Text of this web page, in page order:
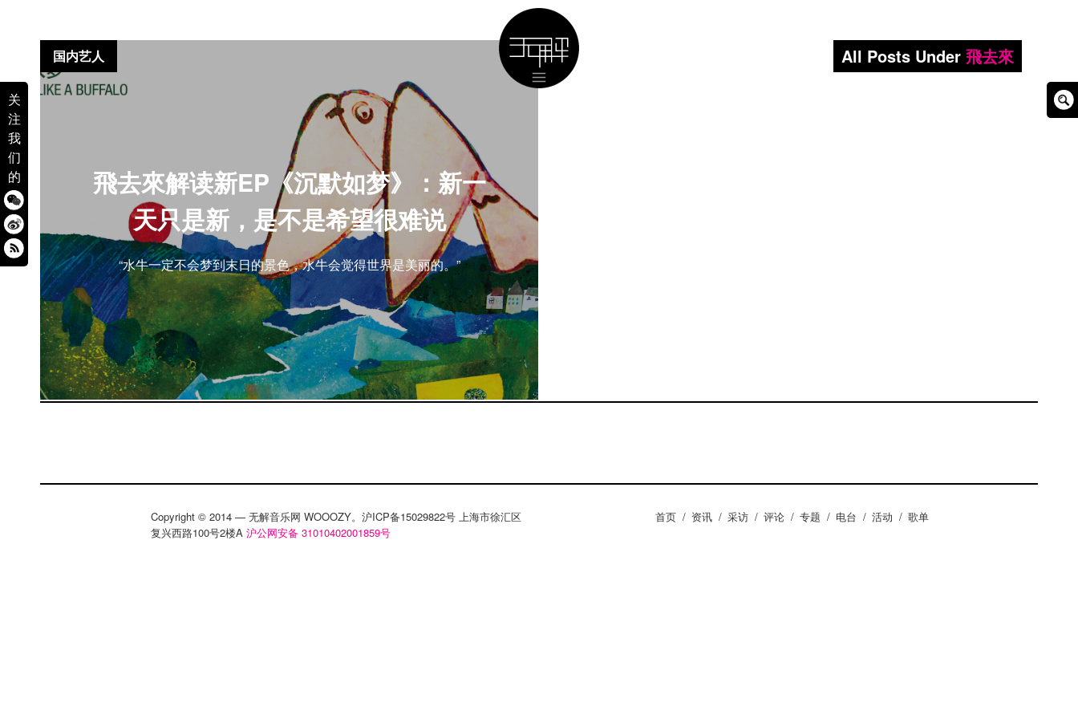
关
注
我
们
的
All Posts Under 飛去來
飛去來解读新EP《沉默如梦》：新一
天只是新，是不是希望很难说
“水牛一定不会梦到末日的景色，水牛会觉得世界是美丽的。”
国内艺人
Copyright © 2014 — 无解音乐网 WOOOZY。沪ICP备15029822号 上海市徐汇区
复兴西路100号2楼A 沪公网安备 31010402001859号
首页 / 资讯 / 采访 / 评论 / 专题 / 电台 / 活动 / 歌单